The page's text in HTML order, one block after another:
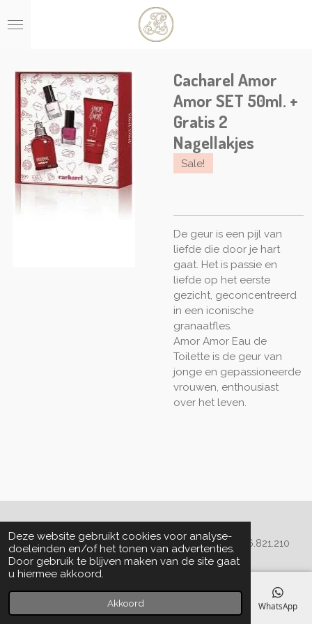
Deze website gebruikt cookies voor analyse-
doeleinden en/of het tonen van advertenties.
Door gebruik te blijven maken van de site gaat
u hiermee akkoord.
Akkoord
direct
hoofdinhoud
Cacharel Amor
Amor SET 50ml. +
Gratis 2
Nagellakjes
Sale!
De geur is een pijl van
liefde die door je hart
gaat. Het is passie en
liefde op het eerste
gezicht, geconcentreerd
in een iconische
granaatfles.
Amor Amor Eau de
Toilette is de geur van
jonge en gepassioneerde
vrouwen, enthousiast
over het leven.
© 2020 - 2022 La Perla Skin & Beauty - BTW: BE
0466.821.210
Telefoonnummer WhatsApp